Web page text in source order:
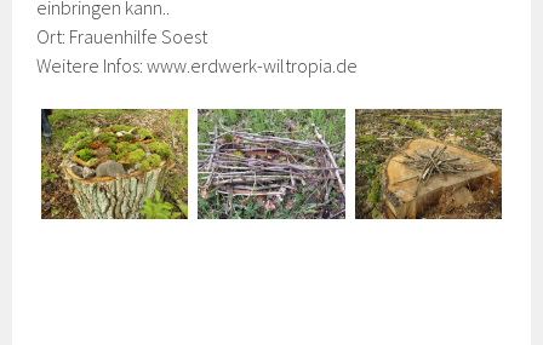
einbringen kann..
Ort: Frauenhilfe Soest
Weitere Infos: www.erdwerk-wiltropia.de